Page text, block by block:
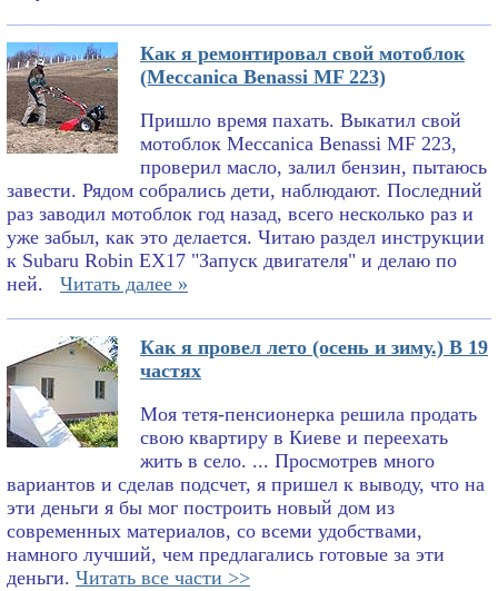
Как я ремонтировал свой мотоблок
(Meccanica Benassi MF 223)
Пришло время пахать. Выкатил свой
мотоблок Meccanica Benassi MF 223,
проверил масло, залил бензин, пытаюсь
завести. Рядом собрались дети, наблюдают. Последний
раз заводил мотоблок год назад, всего несколько раз и
уже забыл, как это делается. Читаю раздел инструкции
к Subaru Robin EX17 "Запуск двигателя" и делаю по
ней.
Читать далее »
Как я провел лето (осень и зиму.) В 19
частях
Моя тетя-пенсионерка решила продать
свою квартиру в Киеве и переехать
жить в село. ... Просмотрев много
вариантов и сделав подсчет, я пришел к выводу, что на
эти деньги я бы мог построить новый дом из
современных материалов, со всеми удобствами,
намного лучший, чем предлагались готовые за эти
деньги. Читать все части >>